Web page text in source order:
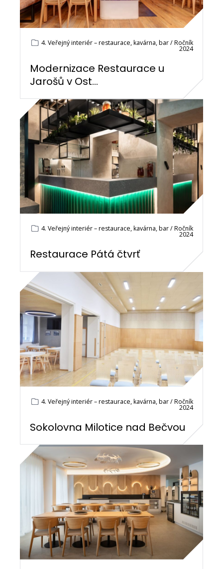
4. Veřejný interiér – restaurace, kavárna, bar / Ročník
2024
Modernizace Restaurace u
Jarošů v Ost...
4. Veřejný interiér – restaurace, kavárna, bar / Ročník
2024
Restaurace Pátá čtvrť
4. Veřejný interiér – restaurace, kavárna, bar / Ročník
2024
Sokolovna Milotice nad Bečvou